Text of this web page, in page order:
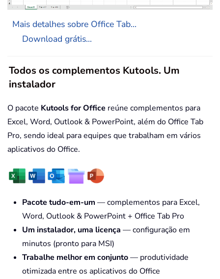
Mais detalhes sobre Office Tab...
Download grátis...
Todos os complementos Kutools. Um
instalador
O pacote Kutools for Office reúne complementos para
Excel, Word, Outlook & PowerPoint, além do Office Tab
Pro, sendo ideal para equipes que trabalham em vários
aplicativos do Office.
Pacote tudo-em-um — complementos para Excel,
Word, Outlook & PowerPoint + Office Tab Pro
Um instalador, uma licença — configuração em
minutos (pronto para MSI)
Trabalhe melhor em conjunto— produtividade
otimizada entre os aplicativos do Office